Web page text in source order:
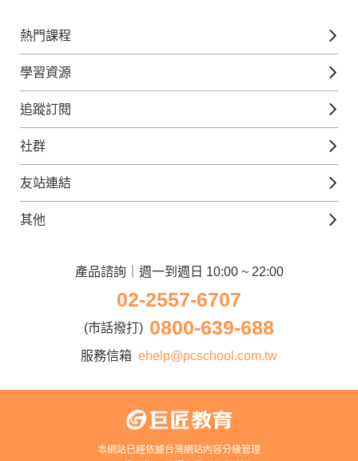
熱門課程
英文課程
日語課程
韓語課程
法文課程
兒童日語課程
學習資源
免費線上檢定
外語補給站
美日語數位學院
追蹤訂閱
Gjun-就醬學外語
官方Youtube
社群
英語觀光城
日語觀光城
友站連結
iWorld JR
電腦直播教學
巨匠東大日語
其他
Apply to Teach
講師登入
產品諮詢｜週一到週日 10:00 ~ 22:00
02-2557-6707
(市話撥打) 0800-639-688
服務信箱 ehelp@pcschool.com.tw
本網站已經依據台灣網站內容分級管理